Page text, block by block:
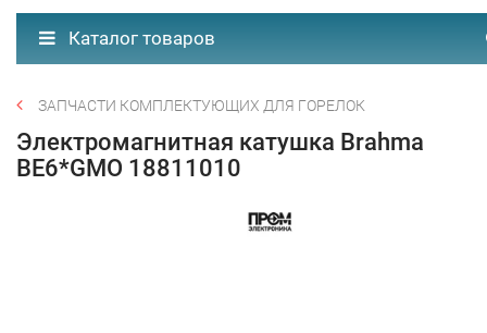
Каталог товаров
ЗАПЧАСТИ КОМПЛЕКТУЮЩИХ ДЛЯ ГОРЕЛОК
Электромагнитная катушка Brahma
BE6*GMO 18811010